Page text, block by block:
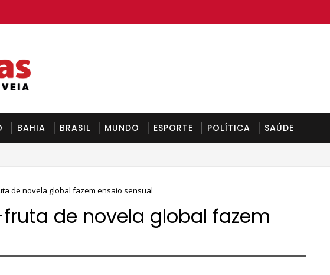
BAHIA BRASIL MUNDO ESPORTE POLÍTICA SAÚDE
de novela global fazem ensaio sensual
de novela global fazem